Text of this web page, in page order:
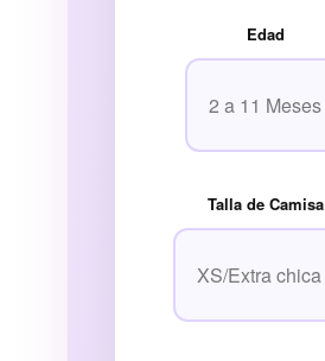
Edad
Talla de Camisa